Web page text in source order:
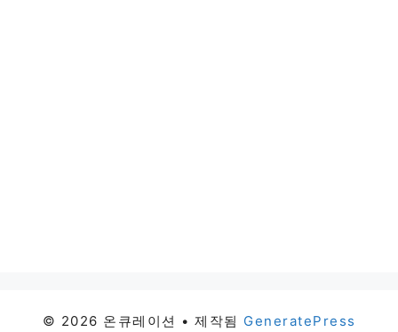
© 2026 온큐레이션 • 제작됨 GeneratePress